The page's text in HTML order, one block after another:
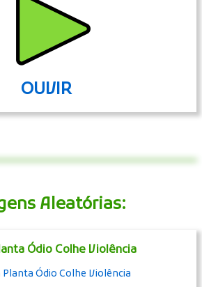
OUVIR
Aleatórias:
Ódio Colhe Violência